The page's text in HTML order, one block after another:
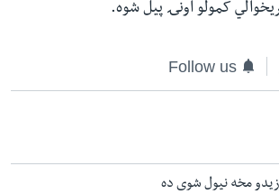
کمولو اونۍ پيل شوه.
Follow us
مخه نیول شوی ده